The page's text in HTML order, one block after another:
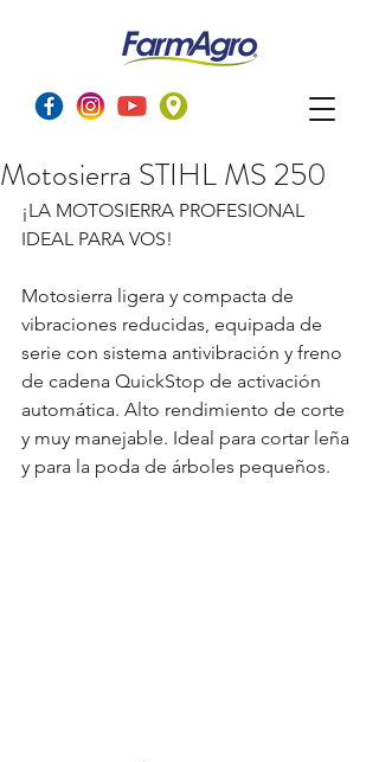
Motosierra STIHL MS 250
¡LA MOTOSIERRA PROFESIONAL
IDEAL PARA VOS!
Motosierra ligera y compacta de
vibraciones reducidas, equipada de
serie con sistema antivibración y freno
de cadena QuickStop de activación
automática. Alto rendimiento de corte
y muy manejable. Ideal para cortar leña
y para la poda de árboles pequeños.